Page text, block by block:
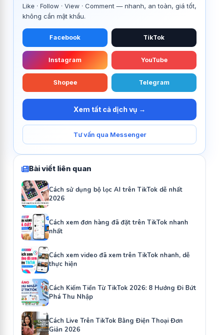
Like · Follow · View · Comment — nhanh, an toàn, giá tốt,
không cần mật khẩu.
Facebook TikTok
Instagram YouTube
Shopee Telegram
Xem tất cả dịch vụ →
Tư vấn qua Messenger
Bài viết liên quan
Cách sử dụng bộ lọc AI trên TikTok dễ nhất
2026
Cách xem đơn hàng đã đặt trên TikTok nhanh
nhất
Cách xem video đã xem trên TikTok nhanh, dễ
thực hiện
Cách Kiếm Tiền Từ TikTok 2026: 8 Hướng Đi Bứt
Phá Thu Nhập
Cách Live Trên TikTok Bằng Điện Thoại Đơn
Giản 2026